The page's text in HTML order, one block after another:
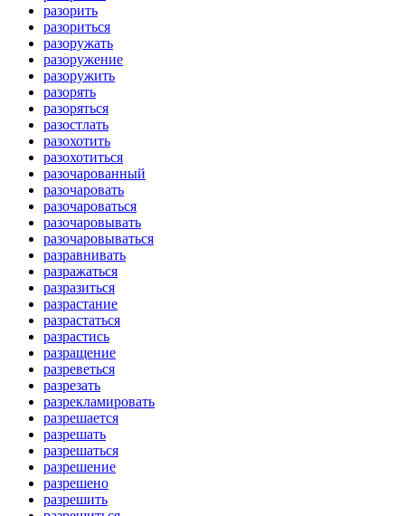
разорить
разориться
разоружать
разоружение
разоружить
разорять
разоряться
разостлать
разохотить
разохотиться
разочарованный
разочаровать
разочароваться
разочаровывать
разочаровываться
разравнивать
разражаться
разразиться
разрастание
разрастаться
разрастись
разращение
разреветься
разрезать
разрекламировать
разрешается
разрешать
разрешаться
разрешение
разрешено
разрешить